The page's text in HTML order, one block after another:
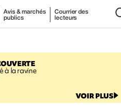
Avis & marchés
publics
Courrier des
lecteurs
à la ravine
VOIR PLUS